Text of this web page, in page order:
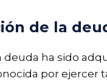
de la
deuda ha sido
por ejercer